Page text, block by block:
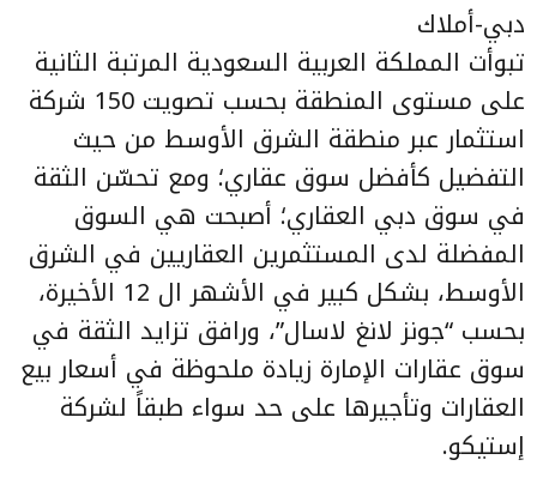
دبي-أملاك
تبوأت المملكة العربية السعودية المرتبة الثانية
على مستوى المنطقة بحسب تصويت 150 شركة
استثمار عبر منطقة الشرق الأوسط من حيث
التفضيل كأفضل سوق عقاري؛ ومع تحسّن الثقة
في سوق دبي العقاري؛ أصبحت هي السوق
المفضلة لدى المستثمرين العقاريين في الشرق
الأوسط، بشكل كبير في الأشهر ال 12 الأخيرة،
بحسب “جونز لانغ لاسال”، ورافق تزايد الثقة في
سوق عقارات الإمارة زيادة ملحوظة في أسعار بيع
العقارات وتأجيرها على حد سواء طبقاً لشركة
إستيكو.